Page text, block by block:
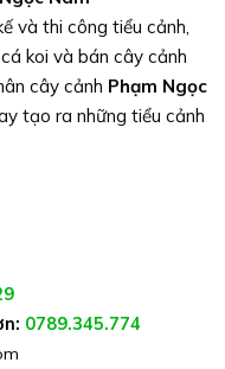
và thi công tiểu cảnh,
koi và bán cây cảnh
cây cảnh Phạm Ngọc
tạo ra những tiểu cảnh
0789.345.774